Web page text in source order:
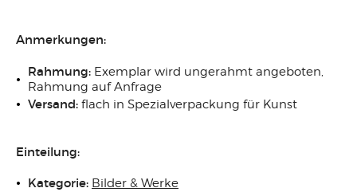
Anmerkungen:
Rahmung: Exemplar wird ungerahmt angeboten,
Rahmung auf Anfrage
Versand: flach in Spezialverpackung für Kunst
Einteilung:
Kategorie: Bilder & Werke